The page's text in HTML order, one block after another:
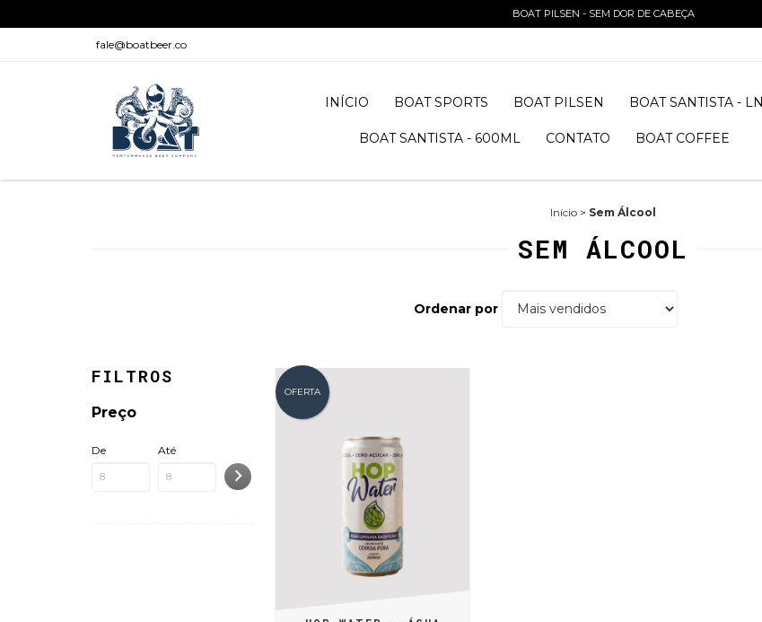
BOAT PILSEN - SEM DOR DE CABEÇA
fale@boatbeer.co
INÍCIO BOAT SPORTS BOAT PILSEN BOAT SANTISTA - LN
BOAT SANTISTA - 600ML CONTATO BOAT COFFEE
Início > Sem Álcool
SEM ÁLCOOL
Ordenar por
FILTROS
Preço
De Até
OFERTA